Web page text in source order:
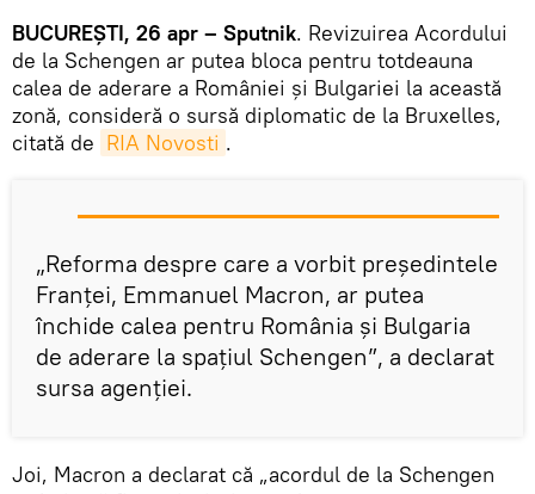
BUCUREȘTI, 26 apr – Sputnik. Revizuirea Acordului
de la Schengen ar putea bloca pentru totdeauna
calea de aderare a României și Bulgariei la această
zonă, consideră o sursă diplomatic de la Bruxelles,
citată de RIA Novosti .
„Reforma despre care a vorbit președintele
Franței, Emmanuel Macron, ar putea
închide calea pentru România și Bulgaria
de aderare la spațiul Schengen”, a declarat
sursa agenției.
Joi, Macron a declarat că „acordul de la Schengen